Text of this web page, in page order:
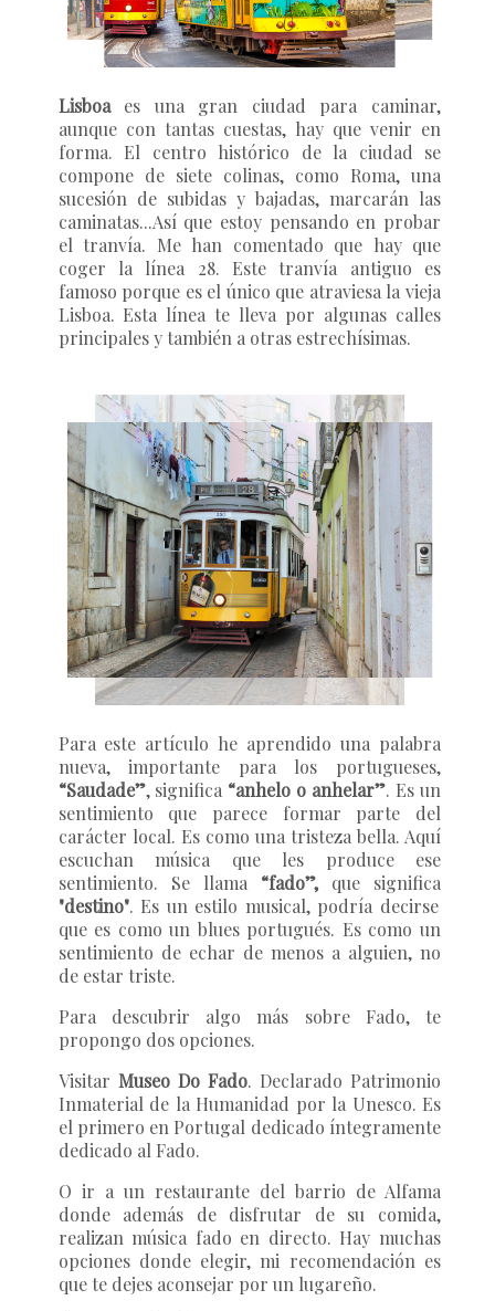
Lisboa es una gran ciudad para caminar,
aunque con tantas cuestas, hay que venir en
forma. El centro histórico de la ciudad se
compone de siete colinas, como Roma, una
sucesión de subidas y bajadas, marcarán las
caminatas...Así que estoy pensando en probar
el tranvía. Me han comentado que hay que
coger la línea 28. Este tranvía antiguo es
famoso porque es el único que atraviesa la vieja
Lisboa. Esta línea te lleva por algunas calles
principales y también a otras estrechísimas.
Para este artículo he aprendido una palabra
nueva, importante para los portugueses,
“Saudade”, significa “anhelo o anhelar”. Es un
sentimiento que parece formar parte del
carácter local. Es como una tristeza bella. Aquí
escuchan música que les produce ese
sentimiento. Se llama “fado”, que significa
"destino". Es un estilo musical, podría decirse
que es como un blues portugués. Es como un
sentimiento de echar de menos a alguien, no
de estar triste.
Para descubrir algo más sobre Fado, te
propongo dos opciones.
Visitar Museo Do Fado. Declarado Patrimonio
Inmaterial de la Humanidad por la Unesco. Es
el primero en Portugal dedicado íntegramente
dedicado al Fado.
O ir a un restaurante del barrio de Alfama
donde además de disfrutar de su comida,
realizan música fado en directo. Hay muchas
opciones donde elegir, mi recomendación es
que te dejes aconsejar por un lugareño.